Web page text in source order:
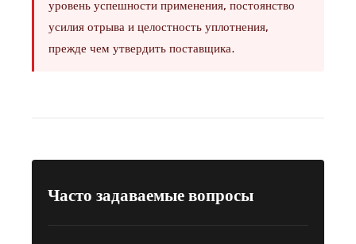
уровень успешности применения, постоянство
усилия отрыва и целостность уплотнения,
прежде чем утвердить поставщика.
Часто задаваемые вопросы